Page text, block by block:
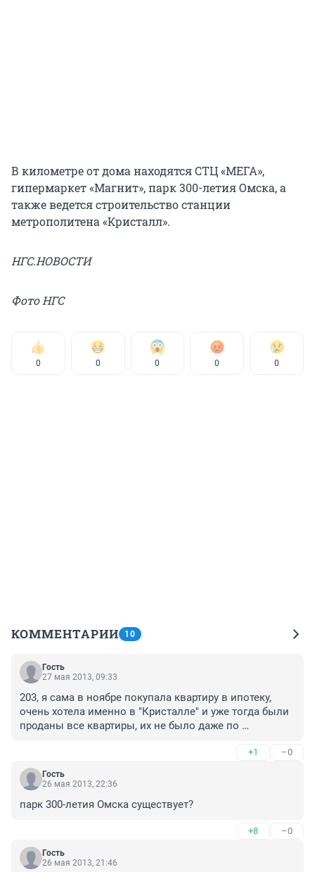
В километре от дома находятся СТЦ «МЕГА»,
гипермаркет «Магнит», парк 300-летия Омска, а
также ведется строительство станции
метрополитена «Кристалл».
НГС.НОВОСТИ
Фото НГС
0 0 0 0 0
КОММЕНТАРИИ 10
Гость
27 мая 2013, 09:33
203, я сама в ноябре покупала квартиру в ипотеку,
очень хотела именно в "Кристалле" и уже тогда были
проданы все квартиры, их не было даже по
+1 –0
Гость
26 мая 2013, 22:36
парк 300-летия Омска существует?
+8 –0
Гость
26 мая 2013, 21:46